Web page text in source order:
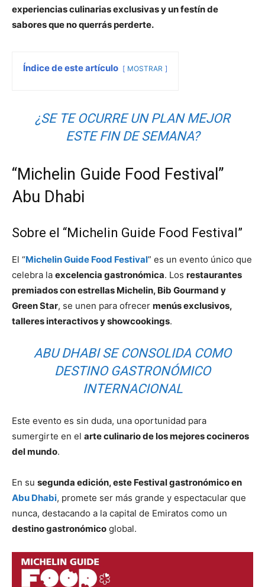
experiencias culinarias exclusivas y un festín de
sabores que no querrás perderte.
Índice de este artículo MOSTRAR
¿SE TE OCURRE UN PLAN MEJOR
ESTE FIN DE SEMANA?
“Michelin Guide Food Festival”
Abu Dhabi
Sobre el “Michelin Guide Food Festival”
El “Michelin Guide Food Festival” es un evento único que
celebra la excelencia gastronómica. Los restaurantes
premiados conestrellas Michelin, Bib Gourmand y
Green Star, se unen para ofrecer menús exclusivos,
talleres interactivos y showcookings.
ABU DHABI SE CONSOLIDA COMO
DESTINO GASTRONÓMICO
INTERNACIONAL
Este evento es sin duda, una oportunidad para
sumergirte en el arte culinario de los mejores cocineros
del mundo.
En su segunda edición, este Festival gastronómico en
Abu Dhabi, promete ser más grande y espectacular que
nunca, destacando a la capital de Emiratos como un
destino gastronómico global.